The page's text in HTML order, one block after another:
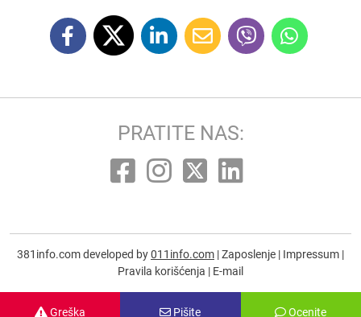
Greška Pišite Ocenite
PRATITE NAS:
381info.com developed by011info.com |Zaposlenje | Impressum |
Pravila korišćenja | E-mail